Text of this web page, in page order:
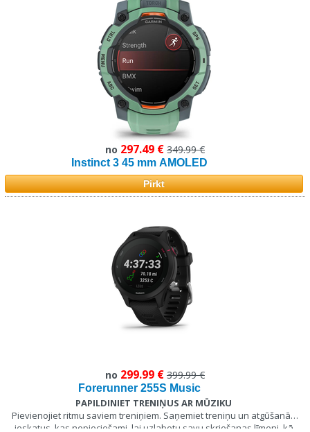
Instinct 3 45 mm AMOLED
no 297.49 € 349.99 €
Pirkt
Forerunner 255S Music
PAPILDINIET TRENIŅUS AR MŪZIKU
Pievienojiet ritmu saviem treniņiem. Saņemiet treniņu un atgūšanās
ieskatus, kas nepieciešami, lai uzlabotu savu skriešanas līmeni, kā
no 299.99 € 399.99 €